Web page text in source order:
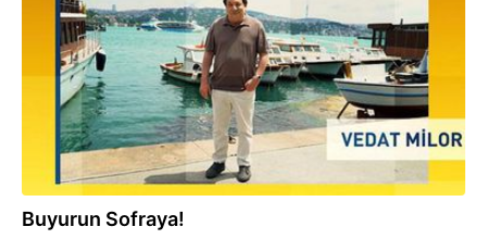
Buyurun Sofraya!